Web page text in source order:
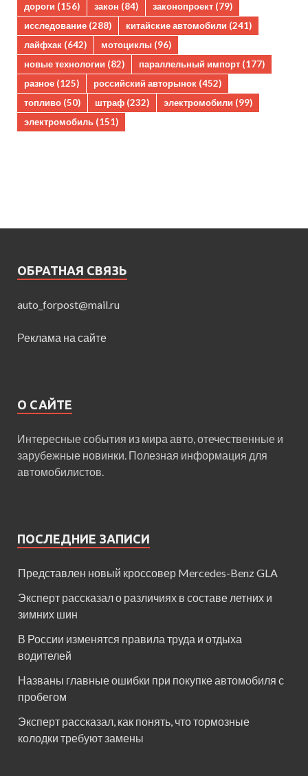
дороги (156) закон (84) законопроект (79)
исследование (288) китайские автомобили (241)
лайфхак (642) мотоциклы (96)
новые технологии (82) параллельный импорт (177)
разное (125) российский авторынок (452)
топливо (50) штраф (232) электромобили (99)
электромобиль (151)
ОБРАТНАЯ СВЯЗЬ
auto_forpost@mail.ru
Реклама на сайте
О САЙТЕ
Интересные события из мира авто, отечественные и
зарубежные новинки. Полезная информация для
автомобилистов.
ПОСЛЕДНИЕ ЗАПИСИ
Представлен новый кроссовер Mercedes-Benz GLA
Эксперт рассказал о различиях в составе летних и
зимних шин
В России изменятся правила труда и отдыха
водителей
Названы главные ошибки при покупке автомобиля с
пробегом
Эксперт рассказал, как понять, что тормозные
колодки требуют замены